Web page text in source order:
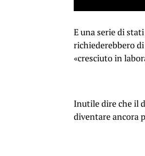
E una serie di
richiederebbero
«cresciuto in
Inutile dire che il
diventare ancora